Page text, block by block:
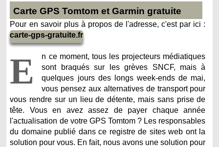
Carte GPS Tomtom et Garmin gratuite
Pour en savoir plus à propos de l'adresse, c'est par ici :
carte-gps-gratuite.fr
E
n ce moment, tous les projecteurs médiatiques
sont braqués sur les grèves SNCF, mais à
quelques jours des longs week-ends de mai,
vous pensez aux alternatives de transport pour
vous rendre sur un lieu de détente, mais sans prise de
tête. Vous en avez assez de payer chaque année
l'actualisation de votre GPS Tomtom ? Les responsables
du domaine publié dans ce registre de sites web ont la
solution pour vous. En fait, nous avons une solution pour